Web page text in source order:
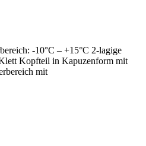
-10°C – +15°C 2-lagige
Kopfteil in Kapuzenform mit
mit